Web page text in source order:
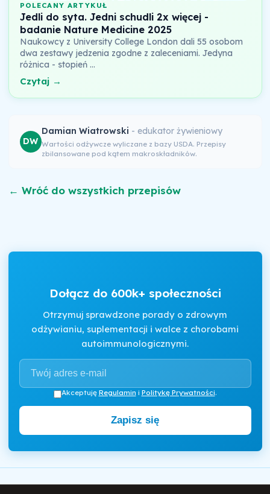
POLECANY ARTYKUŁ
Jedli do syta. Jedni schudli 2x więcej -
badanie Nature Medicine 2025
Naukowcy z University College London dali 55 osobom
dwa zestawy jedzenia zgodne z zaleceniami. Jedyna
różnica - stopień …
Czytaj →
DW
Damian Wiatrowski - edukator żywieniowy
Wartości odżywcze wyliczane z bazy USDA. Przepisy
zbilansowane pod kątem makroskładników.
← Wróć do wszystkich przepisów
Dołącz do 600k+ społeczności
Otrzymuj sprawdzone porady o zdrowym
odżywianiu, suplementacji i walce z chorobami
autoimmunologicznymi.
Akceptuję Regulamin i Politykę Prywatności.
Zapisz się